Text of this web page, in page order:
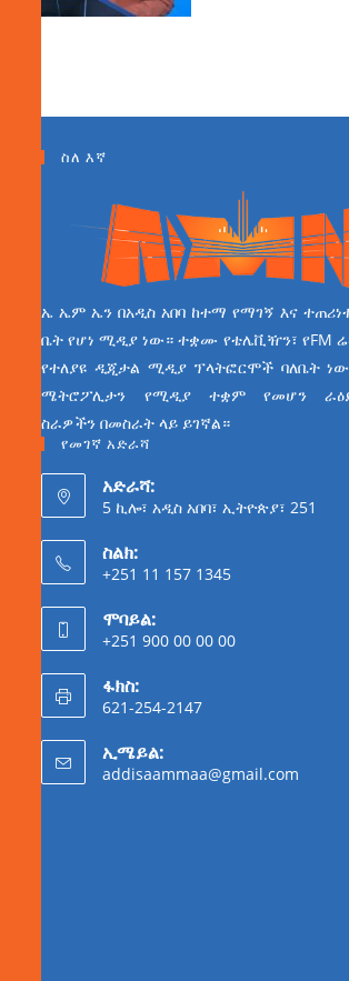
ስለ እኛ
ኤ ኤም ኤን በአዲስ አበባ ከተማ የማገኝ እና
ቤት የሆነ ሚዲያ ነው። ተቋሙ የቴሌቪዥን፣ የFM
የተለያዩ ዲጂታል ሚዲያ ፕላትፎርሞች ባለቤት
ሜትሮፖሊታን የሚዲያ ተቋም የመሆን
ስራዎችን በመስራት ላይ ይገኛል።
የመገኛ አድራሻ
አድራሻ:
5 ኪሎ፣ አዲስ አበባ፣ ኢትዮጵያ፣ 251
ስልክ:
+251 11 157 1345
ሞባይል:
+251 900 00 00 00
ፋክስ:
621-254-2147
ኢሜይል:
addisaammaa@gmail.com